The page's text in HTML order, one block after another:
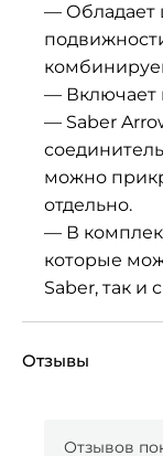
— Обладает
— Включает
— Saber
можно
отдельно.
— В
которые
Saber, так и
Отзывы
Отзывов